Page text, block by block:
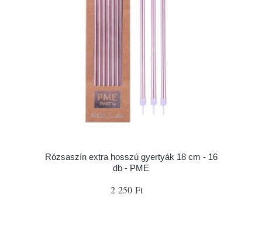
Rózsaszín extra hosszú gyertyák 18 cm - 16
db - PME
2 250 Ft